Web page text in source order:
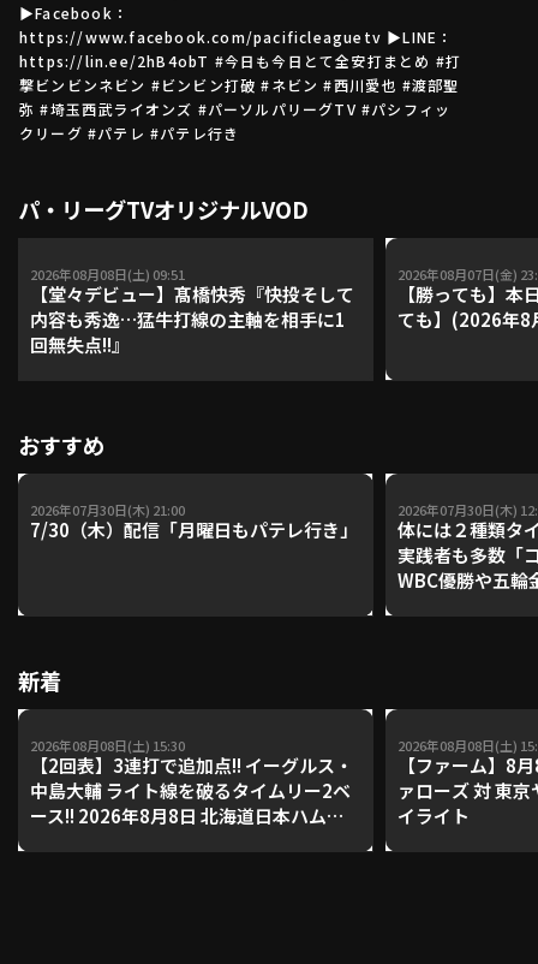
運営会社（別ウィンドウで開く）
特定商取引法の表示 アルバイト募集 （別ウィンドウで開く
▶Facebook：
https://www.facebook.com/pacificleaguetv ▶LINE：
https://lin.ee/2hB4obT #今日も今日とて全安打まとめ #打
撃ビンビンネビン #ビンビン打破 #ネビン #西川愛也 #渡部聖
弥 #埼玉西武ライオンズ #パーソルパリーグTV #パシフィッ
クリーグ #パテレ #パテレ行き
パ・リーグTVオリジナルVOD
2026年08月08日(土) 09:51
【堂々デビュー】髙橋快秀『快投そして
内容も秀逸…猛牛打線の主軸を相手に1
回無失点!!』
2026年08月07日(金)
【勝っても】本
ても】(2026年8
おすすめ
2026年07月30日(木) 21:00
7/30（木）配信「月曜日もパテレ行き」
2026年07月30日(木)
体には２種類タ
実践者も多数「
WBC優勝や五輪
新着
2026年08月08日(土) 15:30
【2回表】3連打で追加点!! イーグルス・
中島大輔 ライト線を破るタイムリー2ベ
ース!! 2026年8月8日 北海道日本ハムフ
2026年08月08日(土)
【ファーム】8
ァローズ 対 東
イライト